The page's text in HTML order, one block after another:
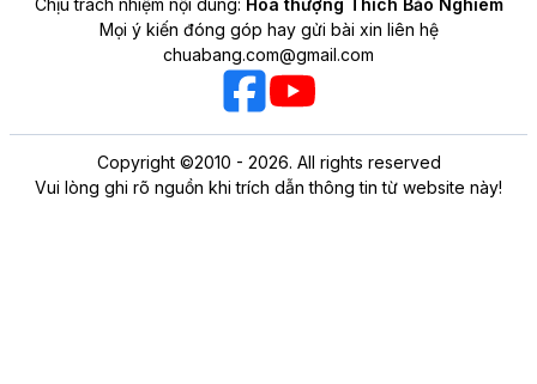
Chịu trách nhiệm nội dung: Hòa thượng Thích Bảo Nghiêm
Mọi ý kiến đóng góp hay gửi bài xin liên hệ
chuabang.com@gmail.com
Copyright ©2010 - 2026. All rights reserved
Vui lòng ghi rõ nguồn khi trích dẫn thông tin từ website này!